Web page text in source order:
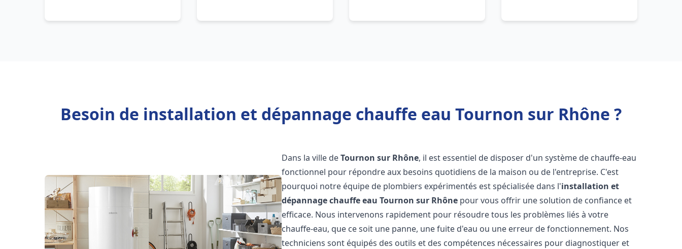
Besoin de installation et dépannage chauffe eau Tournon sur Rhône ?
Dans la ville deTournon sur Rhône, il est essentiel de disposer d'un système de chauffe-eau
fonctionnel pour répondre aux besoins quotidiens de la maison ou de l'entreprise. C'est
pourquoi notre équipe de plombiers expérimentés est spécialisée dans l'installation et
dépannage chauffe eau Tournon sur Rhône pour vous offrir une solution de confiance et
efficace. Nous intervenons rapidement pour résoudre tous les problèmes liés à votre
chauffe-eau, que ce soit une panne, une fuite d'eau ou une erreur de fonctionnement. Nos
techniciens sont équipés des outils et des compétences nécessaires pour diagnostiquer et